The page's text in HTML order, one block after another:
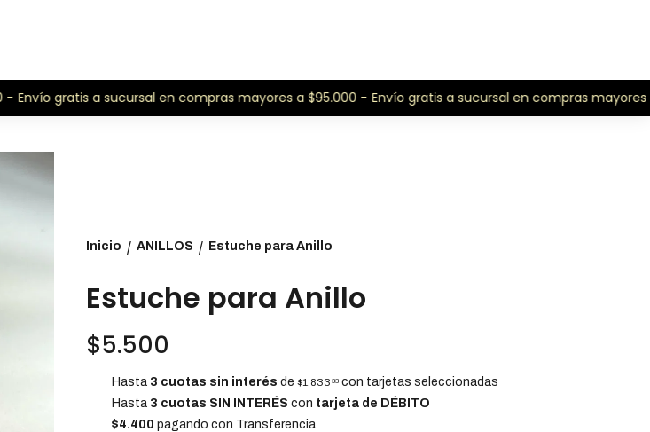
Envío gratis a sucursal en compras mayores a $95.000 - Envío gratis a sucursal en compras mayores a
Inicio / ANILLOS / Estuche para Anillo
Estuche para Anillo
$5.500
Hasta 3 cuotas sin interés de $1.833 33con tarjetas seleccionadas
Hasta 3 cuotas SIN INTERÉS con tarjeta de DÉBITO
$4.400 pagando con Transferencia